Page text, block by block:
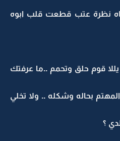
نظرة عتب قطعت قلب ابوه
يللا قوم حلق وتحمم ..ما عرفتك
بحاله وشكله .. ولا تخلي
؟